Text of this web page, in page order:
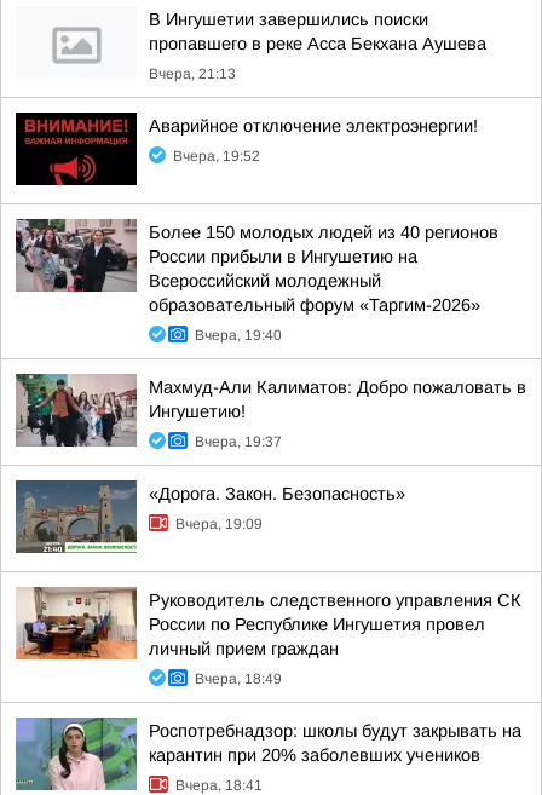
В Ингушетии завершились поиски
пропавшего в реке Асса Бекхана Аушева
Вчера, 21:13
Аварийное отключение электроэнергии!
Вчера, 19:52
Более 150 молодых людей из 40 регионов
России прибыли в Ингушетию на
Всероссийский молодежный
образовательный форум «Таргим-2026»
Вчера, 19:40
Махмуд-Али Калиматов: Добро пожаловать в
Ингушетию!
Вчера, 19:37
«Дорога. Закон. Безопасность»
Вчера, 19:09
Руководитель следственного управления СК
России по Республике Ингушетия провел
личный прием граждан
Вчера, 18:49
Роспотребнадзор: школы будут закрывать на
карантин при 20% заболевших учеников
Вчера, 18:41